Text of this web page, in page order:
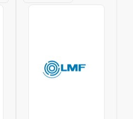
предлагаемой